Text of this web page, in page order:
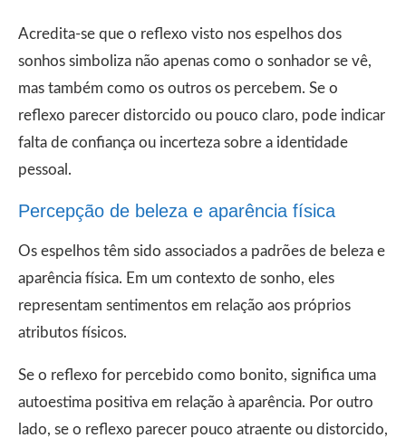
Acredita-se que o reflexo visto nos espelhos dos
sonhos simboliza não apenas como o sonhador se vê,
mas também como os outros os percebem. Se o
reflexo parecer distorcido ou pouco claro, pode indicar
falta de confiança ou incerteza sobre a identidade
pessoal.
Percepção de beleza e aparência física
Os espelhos têm sido associados a padrões de beleza e
aparência física. Em um contexto de sonho, eles
representam sentimentos em relação aos próprios
atributos físicos.
Se o reflexo for percebido como bonito, significa uma
autoestima positiva em relação à aparência. Por outro
lado, se o reflexo parecer pouco atraente ou distorcido,